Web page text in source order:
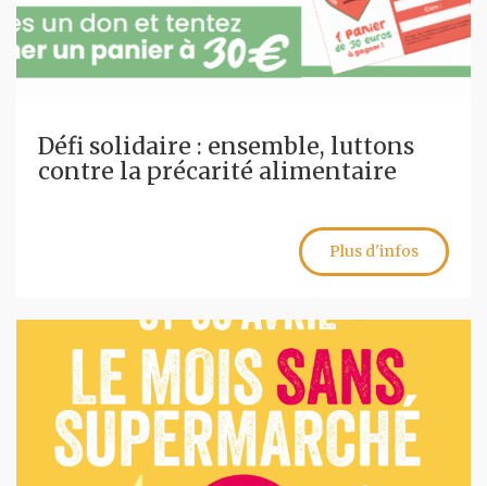
Défi solidaire : ensemble, luttons
contre la précarité alimentaire
Plus d'infos